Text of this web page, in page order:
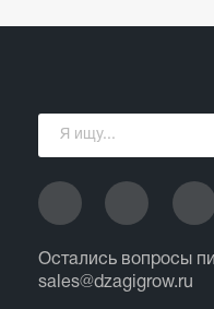
Остались вопросы
sales@dzagigrow.ru